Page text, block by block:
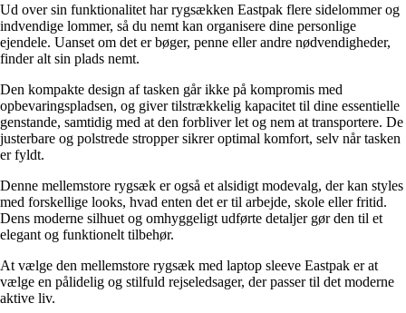
Ud over sin funktionalitet har rygsækken Eastpak flere sidelommer og
indvendige lommer, så du nemt kan organisere dine personlige
ejendele. Uanset om det er bøger, penne eller andre nødvendigheder,
finder alt sin plads nemt.
Den kompakte design af tasken går ikke på kompromis med
opbevaringspladsen, og giver tilstrækkelig kapacitet til dine essentielle
genstande, samtidig med at den forbliver let og nem at transportere. De
justerbare og polstrede stropper sikrer optimal komfort, selv når tasken
er fyldt.
Denne mellemstore rygsæk er også et alsidigt modevalg, der kan styles
med forskellige looks, hvad enten det er til arbejde, skole eller fritid.
Dens moderne silhuet og omhyggeligt udførte detaljer gør den til et
elegant og funktionelt tilbehør.
At vælge den mellemstore rygsæk med laptop sleeve Eastpak er at
vælge en pålidelig og stilfuld rejseledsager, der passer til det moderne
aktive liv.